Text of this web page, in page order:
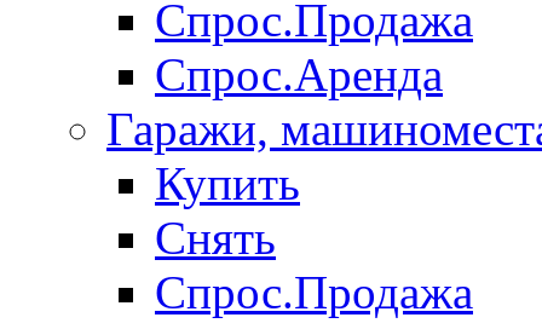
Спрос.Продажа
Спрос.Аренда
Гаражи,
Купить
Снять
Спрос.Продажа